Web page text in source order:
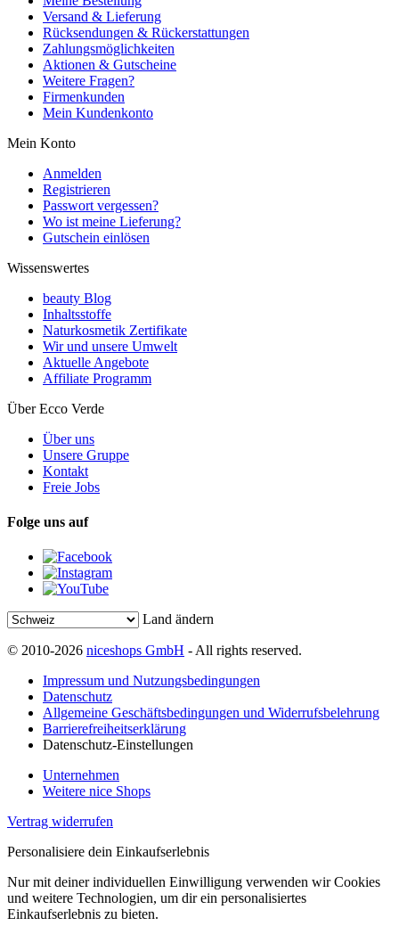
Versand & Lieferung
Rücksendungen & Rückerstattungen
Zahlungsmöglichkeiten
Aktionen & Gutscheine
Weitere Fragen?
Firmenkunden
Mein Kundenkonto
Mein Konto
Anmelden
Registrieren
Passwort vergessen?
Wo ist meine Lieferung?
Gutschein einlösen
Wissenswertes
beauty Blog
Inhaltsstoffe
Naturkosmetik Zertifikate
Wir und unsere Umwelt
Aktuelle Angebote
Affiliate Programm
Über Ecco Verde
Über uns
Unsere Gruppe
Kontakt
Freie Jobs
Folge uns auf
Land ändern
© 2010-2026 niceshops GmbH - All rights reserved.
Impressum und Nutzungsbedingungen
Datenschutz
Allgemeine Geschäftsbedingungen und Widerrufsbelehrung
Barrierefreiheitserklärung
Datenschutz-Einstellungen
Unternehmen
Weitere nice Shops
Vertrag widerrufen
Personalisiere dein Einkaufserlebnis
Nur mit deiner individuellen Einwilligung verwenden wir Cookies
und weitere Technologien, um dir ein personalisiertes
Einkaufserlebnis zu bieten.